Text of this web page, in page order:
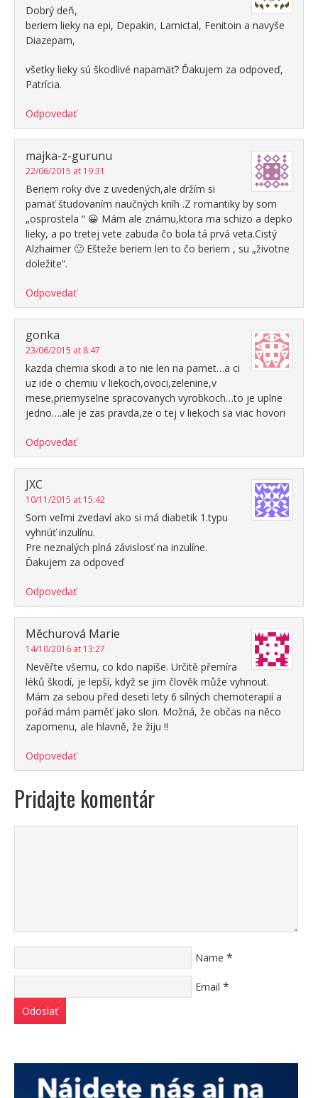
Dobrý deň,
beriem lieky na epi, Depakin, Lamictal, Fenitoin a navyše
Diazepam,
všetky lieky sú škodlivé napamäť? Ďakujem za odpoveď,
Patrícia.
Odpovedať
majka-z-gurunu
22/06/2015 at 19:31
Beriem roky dve z uvedených,ale držím si
pamäť študovaním naučných kníh .Z romantiky by som
„osprostela “ 😀 Mám ale známu,ktora ma schizo a depko
lieky, a po tretej vete zabuda čo bola tá prvá veta.Cistý
Alzhaimer 🙂 Ešteže beriem len to čo beriem , su „životne
doležite“.
Odpovedať
gonka
23/06/2015 at 8:47
kazda chemia skodi a to nie len na pamet…a ci
uz ide o chemiu v liekoch,ovoci,zelenine,v
mese,priemyselne spracovanych vyrobkoch…to je uplne
jedno….ale je zas pravda,ze o tej v liekoch sa viac hovori
Odpovedať
JXC
10/11/2015 at 15:42
Som veľmi zvedaví ako si má diabetik 1.typu
vyhnúť inzulínu.
Pre neznalých plná závislosť na inzulíne.
Ďakujem za odpoveď
Odpovedať
Měchurová Marie
14/10/2016 at 13:27
Nevěřte všemu, co kdo napíše. Určitě přemíra
léků škodí, je lepší, když se jim člověk může vyhnout.
Mám za sebou před deseti lety 6 sílných chemoterapií a
pořád mám paměť jako slon. Možná, že občas na něco
zapomenu, ale hlavně, že žiju !!
Odpovedať
Pridajte komentár
Name *
Email *